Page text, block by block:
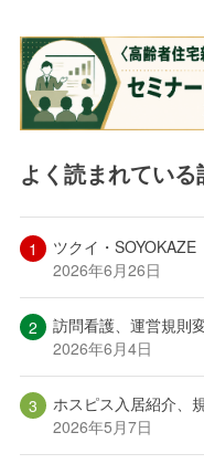
よく読まれている
ツクイ・
2026年6月26日
訪問看護、運営規則
2026年6月4日
ホスピス入居紹介、
2026年5月7日